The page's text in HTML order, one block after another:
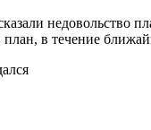
недовольство
в течение